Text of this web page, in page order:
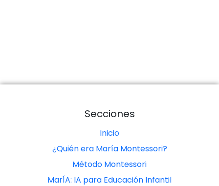
Secciones
Inicio
¿Quién era María Montessori?
Método Montessori
MarÍA: IA para Educación Infantil